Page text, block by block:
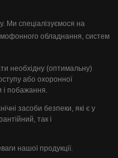
Ми спеціалізуємося на
обладнання, систем
необхідну (оптимальну)
або охоронної
і побажання.
засоби безпеки, які є у
так і
нашої продукції.